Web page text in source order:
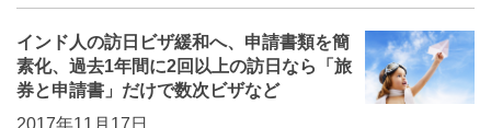
インド人の訪日ビザ緩和へ、申請書類を簡
素化、過去1年間に2回以上の訪日なら「旅
券と申請書」だけで数次ビザなど
2017年11月17日